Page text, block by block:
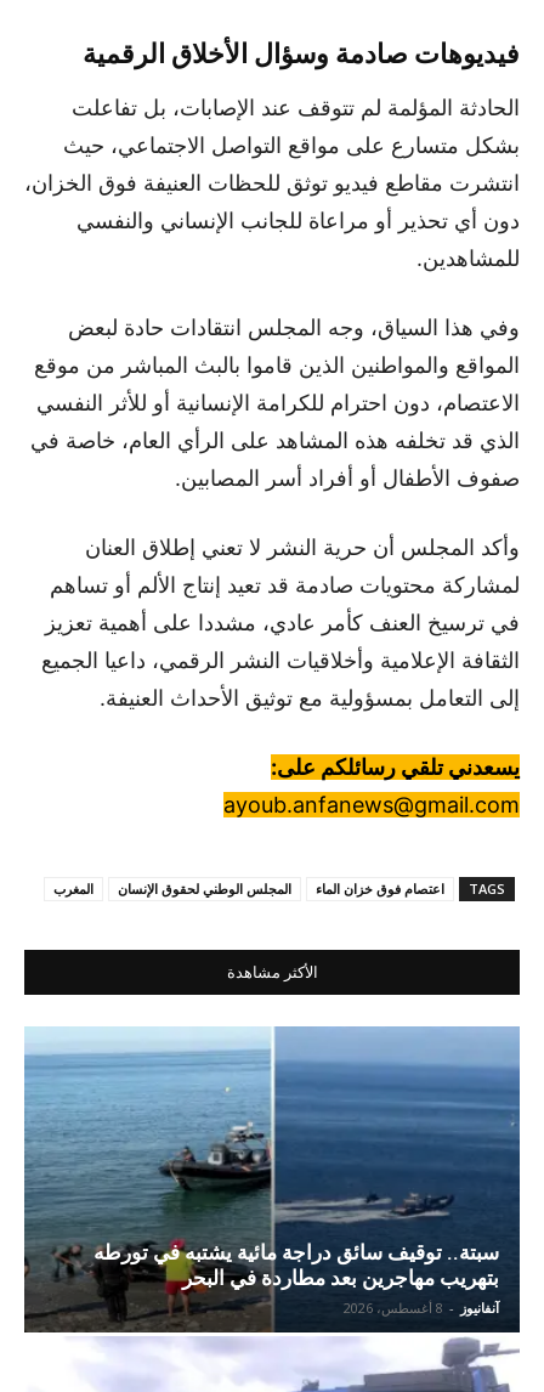
فيديوهات صادمة وسؤال الأخلاق الرقمية
الحادثة المؤلمة لم تتوقف عند الإصابات، بل تفاعلت
بشكل متسارع على مواقع التواصل الاجتماعي، حيث
انتشرت مقاطع فيديو توثق للحظات العنيفة فوق الخزان،
دون أي تحذير أو مراعاة للجانب الإنساني والنفسي
للمشاهدين.
وفي هذا السياق، وجه المجلس انتقادات حادة لبعض
المواقع والمواطنين الذين قاموا بالبث المباشر من موقع
الاعتصام، دون احترام للكرامة الإنسانية أو للأثر النفسي
الذي قد تخلفه هذه المشاهد على الرأي العام، خاصة في
صفوف الأطفال أو أفراد أسر المصابين.
وأكد المجلس أن حرية النشر لا تعني إطلاق العنان
لمشاركة محتويات صادمة قد تعيد إنتاج الألم أو تساهم
في ترسيخ العنف كأمر عادي، مشددا على أهمية تعزيز
الثقافة الإعلامية وأخلاقيات النشر الرقمي، داعيا الجميع
إلى التعامل بمسؤولية مع توثيق الأحداث العنيفة.
يسعدني تلقي رسائلكم على:
ayoub.anfanews@gmail.com
TAGS اعتصام فوق خزان الماء المجلس الوطني لحقوق الإنسان المغرب
الأكثر مشاهدة
سبتة.. توقيف سائق دراجة مائية يشتبه في تورطه
بتهريب مهاجرين بعد مطاردة في البحر
آنفانيوز - 8 أغسطس، 2026